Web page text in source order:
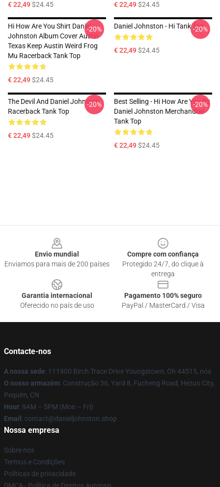
€ 22,49$24.45 € 22,49$24.45
Hi How Are You Shirt Daniel
Johnston Album Cover Austin
Texas Keep Austin Weird Frog
Mu Racerback Tank Top
€ 22,49$24.45
-20% Daniel Johnston - Hi Tank Top
€ 22,49$24.45
-20%
The Devil And Daniel Johnston
Racerback Tank Top
€ 22,49$24.45
-20%
Best Selling - Hi How Are You By
Daniel Johnston Merchandise
Tank Top
€ 22,49$24.45
-20%
Envio mundial
Enviamos para mais de 200 países
Compre com confiança
Protegido 24/7, do clique à
entrega
Garantia internacional
Oferecido no país de uso
Pagamento 100% seguro
PayPal / MasterCard / Visa
Contacte-nos
A nossa sede: 111900 Birch Trace Drive Youngstown, Oh 44515, nós
O nosso armazém: Construção 36, Yard 8, Fucheng Road, Hezuo City,
Pequim, CN
Hour: 9AM – 5PM (Mon – Fri)
Email : contact@danieljohnston.shop
Nossa empresa
Sobre nós
Termos e Condições
Políticas de privacidade